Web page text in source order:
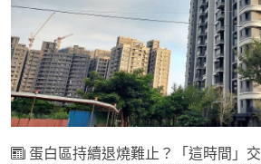
蛋白區持續退燒難止？「這時間」交